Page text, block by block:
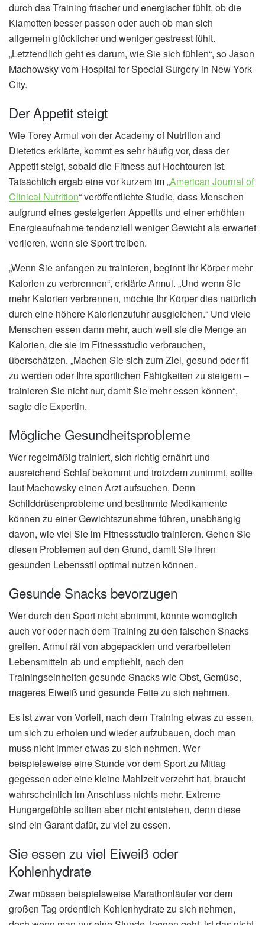
durch das Training frischer und energischer fühlt, ob die
Klamotten besser passen oder auch ob man sich
allgemein glücklicher und weniger gestresst fühlt.
„Letztendlich geht es darum, wie Sie sich fühlen“, so Jason
Machowsky vom Hospital for Special Surgery in New York
City.
Der Appetit steigt
Wie Torey Armul von der Academy of Nutrition and
Dietetics erklärte, kommt es sehr häufig vor, dass der
Appetit steigt, sobald die Fitness auf Hochtouren ist.
Tatsächlich ergab eine vor kurzem im „American Journal of
Clinical Nutrition“ veröffentlichte Studie, dass Menschen
aufgrund eines gesteigerten Appetits und einer erhöhten
Energieaufnahme tendenziell weniger Gewicht als erwartet
verlieren, wenn sie Sport treiben.
„Wenn Sie anfangen zu trainieren, beginnt Ihr Körper mehr
Kalorien zu verbrennen“, erklärte Armul. „Und wenn Sie
mehr Kalorien verbrennen, möchte Ihr Körper dies natürlich
durch eine höhere Kalorienzufuhr ausgleichen.“ Und viele
Menschen essen dann mehr, auch weil sie die Menge an
Kalorien, die sie im Fitnessstudio verbrauchen,
überschätzen. „Machen Sie sich zum Ziel, gesund oder fit
zu werden oder Ihre sportlichen Fähigkeiten zu steigern –
trainieren Sie nicht nur, damit Sie mehr essen können“,
sagte die Expertin.
Mögliche Gesundheitsprobleme
Wer regelmäßig trainiert, sich richtig ernährt und
ausreichend Schlaf bekommt und trotzdem zunimmt, sollte
laut Machowsky einen Arzt aufsuchen. Denn
Schilddrüsenprobleme und bestimmte Medikamente
können zu einer Gewichtszunahme führen, unabhängig
davon, wie viel Sie im Fitnessstudio trainieren. Gehen Sie
diesen Problemen auf den Grund, damit Sie Ihren
gesunden Lebensstil optimal nutzen können.
Gesunde Snacks bevorzugen
Wer durch den Sport nicht abnimmt, könnte womöglich
auch vor oder nach dem Training zu den falschen Snacks
greifen. Armul rät von abgepackten und verarbeiteten
Lebensmitteln ab und empfiehlt, nach den
Trainingseinheiten gesunde Snacks wie Obst, Gemüse,
mageres Eiweiß und gesunde Fette zu sich nehmen.
Es ist zwar von Vorteil, nach dem Training etwas zu essen,
um sich zu erholen und wieder aufzubauen, doch man
muss nicht immer etwas zu sich nehmen. Wer
beispielsweise eine Stunde vor dem Sport zu Mittag
gegessen oder eine kleine Mahlzeit verzehrt hat, braucht
wahrscheinlich im Anschluss nichts mehr. Extreme
Hungergefühle sollten aber nicht entstehen, denn diese
sind ein Garant dafür, zu viel zu essen.
Sie essen zu viel Eiweiß oder
Kohlenhydrate
Zwar müssen beispielsweise Marathonläufer vor dem
großen Tag ordentlich Kohlenhydrate zu sich nehmen,